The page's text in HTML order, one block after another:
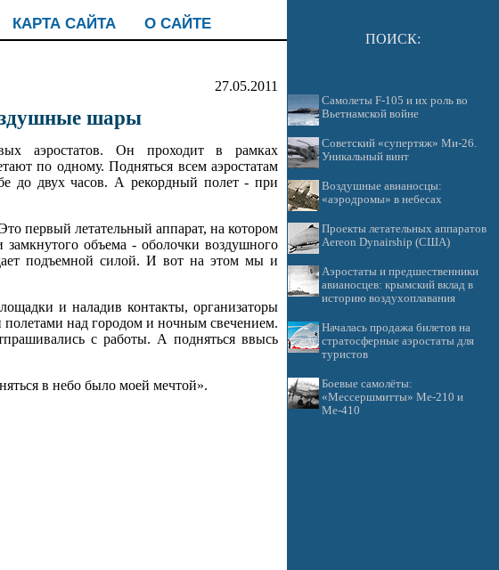
КАРТА САЙТА О САЙТЕ
27.05.2011
шары
аэростатов. Он проходит в рамках
по одному. Подняться всем аэростатам
до двух часов. А рекордный полет - при
первый летательный аппарат, на котором
объема - оболочки воздушного
подъемной силой. И вот на этом мы и
и наладив контакты, организаторы
полетами над городом и ночным свечением.
с работы. А подняться ввысь
в небо было моей мечтой».
ПОИСК:
Самолеты F-105 и их роль во
Вьетнамской войне
Советский «супертяж» Ми-26.
Уникальный винт
Воздушные авианосцы:
«аэродромы» в небесах
Проекты летательных аппаратов
Aereon Dynairship (США)
Аэростаты и предшественники
авианосцев: крымский вклад в
историю воздухоплавания
Началась продажа билетов на
стратосферные аэростаты для
туристов
Боевые самолёты:
«Мессершмитты» Ме-210 и
Ме-410